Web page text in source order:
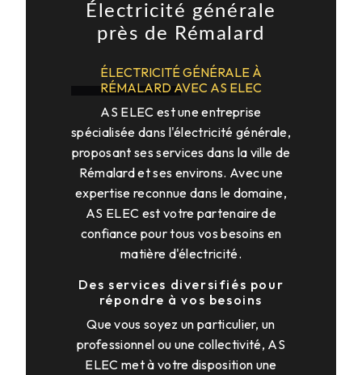
Électricité générale
près de Rémalard
ÉLECTRICITÉ GÉNÉRALE À
RÉMALARD AVEC AS ELEC
AS ELEC est une entreprise
spécialisée dans l'électricité générale,
proposant ses services dans la ville de
Rémalard et ses environs. Avec une
expertise reconnue dans le domaine,
AS ELEC est votre partenaire de
confiance pour tous vos besoins en
matière d'électricité.
Des services diversifiés pour
répondre à vos besoins
Que vous soyez un particulier, un
professionnel ou une collectivité, AS
ELEC met à votre disposition une